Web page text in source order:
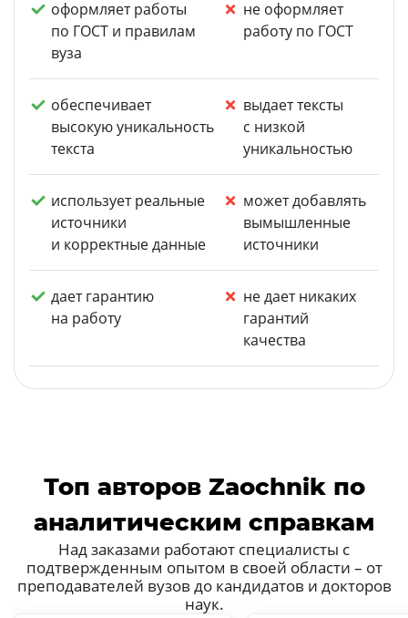
оформляет работы
по ГОСТ и правилам
вуза
не оформляет
работу по ГОСТ
обеспечивает
высокую уникальность
текста
выдает тексты
с низкой
уникальностью
использует реальные
источники
и корректные данные
может добавлять
вымышленные
источники
дает гарантию
на работу
не дает никаких
гарантий
качества
Топ авторов Zaochnik по
аналитическим справкам
Над заказами работают специалисты с
подтвержденным опытом в своей области – от
преподавателей вузов до кандидатов и докторов
наук.